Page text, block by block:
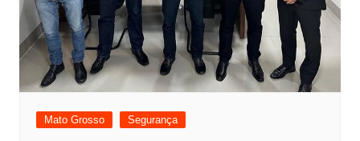
Mato Grosso Segurança